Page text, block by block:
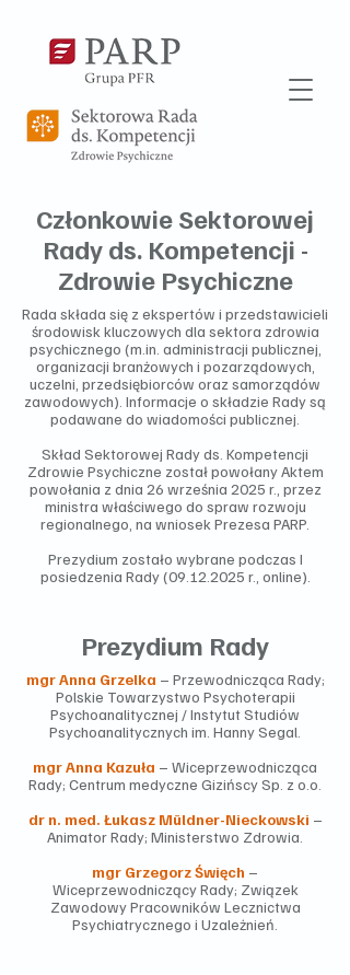
Członkowie Sektorowej
Rady ds. Kompetencji -
Zdrowie Psychiczne
Rada składa się z ekspertów i przedstawicieli
środowisk kluczowych dla sektora zdrowia
psychicznego (m.in. administracji publicznej,
organizacji branżowych i pozarządowych,
uczelni, przedsiębiorców oraz samorządów
zawodowych). Informacje o składzie Rady są
podawane do wiadomości publicznej.
Skład Sektorowej Rady ds. Kompetencji
Zdrowie Psychiczne został powołany Aktem
powołania z dnia 26 września 2025 r., przez
ministra właściwego do spraw rozwoju
regionalnego, na wniosek Prezesa PARP.
Prezydium zostało wybrane podczas I
posiedzenia Rady(09.12.2025 r., online).
Prezydium Rady
mgr Anna Grzelka – Przewodnicząca Rady;
Polskie Towarzystwo Psychoterapii
Psychoanalitycznej / Instytut Studiów
Psychoanalitycznych im. Hanny Segal.
mgr Anna Kazuła – Wiceprzewodnicząca
Rady; Centrum medyczne Gizińscy Sp. z o.o.
dr n. med. Łukasz Müldner-Nieckowski –
Animator Rady; Ministerstwo Zdrowia.
mgr Grzegorz Święch –
Wiceprzewodniczący Rady; Związek
Zawodowy Pracowników Lecznictwa
Psychiatrycznego i Uzależnień.